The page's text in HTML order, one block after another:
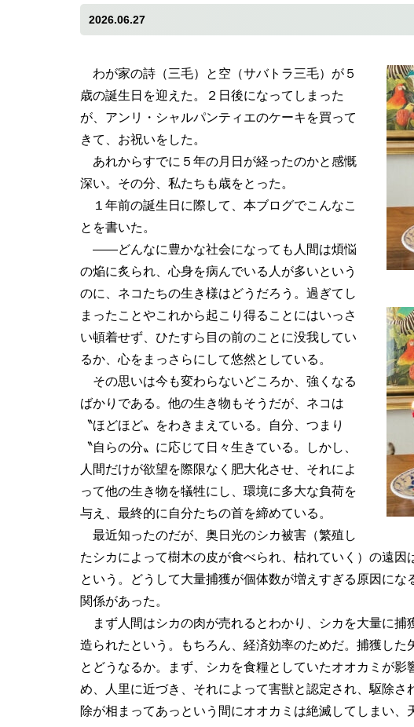
2026.06.27
わが家の詩（三毛）と空（サバトラ三毛）が５
歳の誕生日を迎えた。２日後になってしまった
が、アンリ・シャルパンティエのケーキを買って
きて、お祝いをした。
あれからすでに５年の月日が経ったのかと感慨
深い。その分、私たちも歳をとった。
１年前の誕生日に際して、本ブログでこんなこ
とを書いた。
――どんなに豊かな社会になっても人間は煩悩
の焔に炙られ、心身を病んでいる人が多いという
のに、ネコたちの生き様はどうだろう。過ぎてし
まったことやこれから起こり得ることにはいっさ
い頓着せず、ひたすら目の前のことに没我してい
るか、心をまっさらにして悠然としている。
その思いは今も変わらないどころか、強くなる
ばかりである。他の生き物もそうだが、ネコは
〝ほどほど〟をわきまえている。自分、つまり
〝自らの分〟に応じて日々生きている。しかし、
人間だけが欲望を際限なく肥大化させ、それによ
って他の生き物を犠牲にし、環境に多大な負荷を
与え、最終的に自分たちの首を締めている。
最近知ったのだが、奥日光のシカ被害（繁殖し
たシカによって樹木の皮が食べられ、枯れていく）の遠
という。どうして大量捕獲が個体数が増えすぎる原因に
関係があった。
まず人間はシカの肉が売れるとわかり、シカを大量に捕
造られたという。もちろん、経済効率のためだ。捕獲し
とどうなるか。まず、シカを食糧としていたオオカミが
め、人里に近づき、それによって害獣と認定され、駆除
除が相まってあっという間にオオカミは絶滅してしまい